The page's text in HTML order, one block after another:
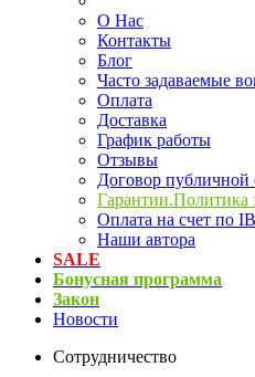
О Нас
Контакты
Блог
Часто задаваемые
Оплата
Доставка
График работы
Отзывы
Договор публичной
Гарантии.Политика
Оплата на счет по
Наши автора
SALE
Бонусная программа
Закон
Новости
Сотрудничество